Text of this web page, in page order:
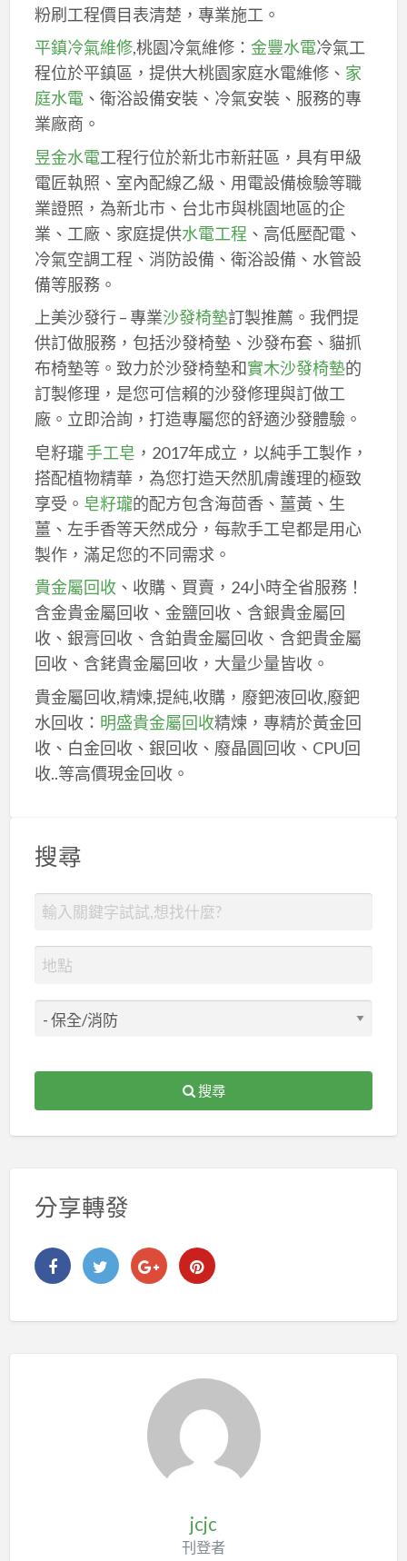
粉刷工程價目表清楚，專業施工。
平鎮冷氣維修,桃園冷氣維修： 金豐水電冷氣工
程位於平鎮區，提供大桃園家庭水電維修、 家
庭水電、衛浴設備安裝、冷氣安裝、服務的專
業廠商。
昱金水電工程行位於新北市新莊區，具有甲級
電匠執照、室內配線乙級、用電設備檢驗等職
業證照，為新北市、台北市與桃園地區的企
業、工廠、家庭提供水電工程 、高低壓配電、
冷氣空調工程、消防設備、衛浴設備、水管設
備等服務。
上美沙發行 – 專業沙發椅墊訂製推薦。我們提
供訂做服務，包括沙發椅墊、沙發布套、貓抓
布椅墊等。致力於沙發椅墊和實木沙發椅墊的
訂製修理，是您可信賴的沙發修理與訂做工
廠。立即洽詢，打造專屬您的舒適沙發體驗。
皂籽瓏手工皂 ，2017年成立，以純手工製作，
搭配植物精華，為您打造天然肌膚護理的極致
享受。 皂籽瓏的配方包含海茴香、薑黃、生
薑、左手香等天然成分，每款手工皂都是用心
製作，滿足您的不同需求。
貴金屬回收、收購、買賣，24小時全省服務！
含金貴金屬回收、金鹽回收、含銀貴金屬回
收、銀膏回收、含鉑貴金屬回收、含鈀貴金屬
回收、含銠貴金屬回收，大量少量皆收。
貴金屬回收,精煉,提純,收購，廢鈀液回收,廢鈀
水回收： 明盛貴金屬回收精煉，專精於黃金回
收、白金回收、銀回收、廢晶圓回收、CPU回
收..等高價現金回收。
搜尋
搜尋
分享轉發
jcjc
刊登者